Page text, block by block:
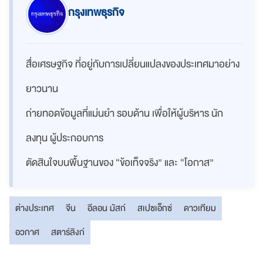
กรุงเทพธุรกิจ
สื่อเศรษฐกิจ ที่อยู่กับการเปลี่ยนแปลงของประเทศมาอย่าง
ยาวนาน
ถ่ายทอดข้อมูลที่แม่นยำ รอบด้าน เพื่อให้ผู้บริหาร นัก
ลงทุน ผู้ประกอบการ
ตัดสินใจบนพื้นฐานของ “ข้อเท็จจริง” และ “โอกาส”
ต่างประเทศ จีน อีลอน มัสก์ สเปซเอ็กซ์
ดาวเทียม
อวกาศ
สตาร์ลิงก์